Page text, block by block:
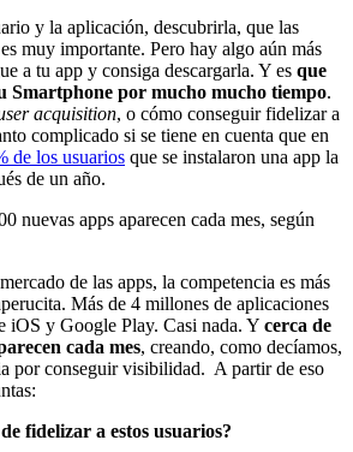
y la aplicación, descubrirla, que las
muy importante. Pero hay algo aún más
a tu app y consiga descargarla. Y es que
Smartphone por mucho mucho tiempo.
acquisition, o cómo conseguir fidelizar a
complicado si se tiene en cuenta que en
de los usuarios que se instalaron una app la
de un año.
nuevas apps aparecen cada mes, según
de las apps, la competencia es más
Más de 4 millones de aplicaciones
iOS y Google Play. Casi nada. Y cerca de
cada mes, creando, como decíamos,
por conseguir visibilidad. A partir de eso
fidelizar a estos usuarios?